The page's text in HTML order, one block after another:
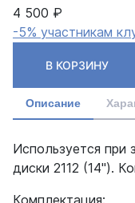
4 500 ₽
-5% участникам
В КОРЗИНУ
Описание
Используется при
диски 2112 (14").